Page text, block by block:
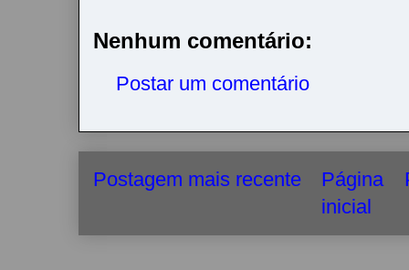
r
Nenhum comentário:
Postar um comentário
Postagem mais recente
Página
inicial